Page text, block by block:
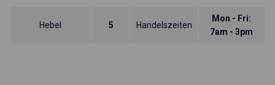
Hebel 5 Handelszeiten
Mon - Fri:
7am - 3pm